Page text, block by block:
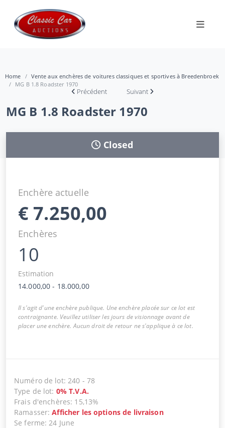
Home
Vente aux enchères de voitures classiques et sportives à Breedenbroek
MG B 1.8 Roadster 1970
Précédent Suivant
MG B 1.8 Roadster 1970
Closed
Enchère actuelle
€ 7.250,00
Enchères
10
Estimation
14.000,00 - 18.000,00
Il s'agit d'une enchère publique. Une enchère placée sur ce lot est
contraignante. Veuillez utiliser les jours de visionnage avant de
placer une enchère. Aucun droit de retour ne s'applique à ce lot.
Numéro de lot:240 - 78
Type de lot: 0% T.V.A.
Frais d'enchères: 15,13%
Ramasser:Afficher les options de livraison
Se ferme:24 June